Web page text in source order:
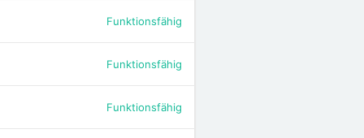
Funktionsfähig
Funktionsfähig
Funktionsfähig